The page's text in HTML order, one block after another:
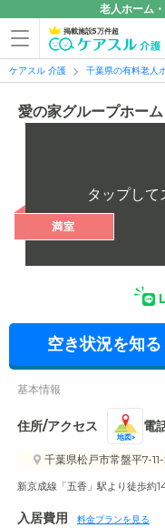
老人ホーム
掲載施設5万件超
ケアスル 介護 千葉県の有料老人
愛の家グループホー
満室
空き状況を知る
基本情報
住所/アクセス
地図
電
千葉県松戸市常盤平7-
新京成線「五香」駅より徒歩約
入居費用 料金プランを見る